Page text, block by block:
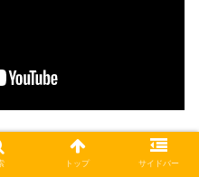
トップ サイドバー